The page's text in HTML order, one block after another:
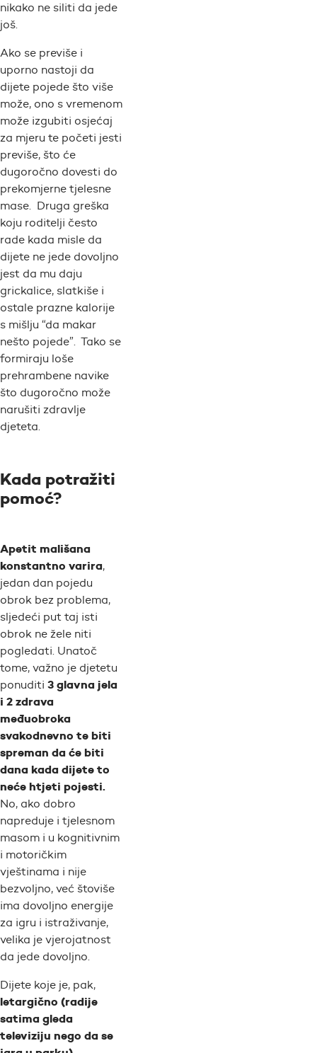
nikako ne siliti da jede
još.
Ako se previše i
uporno nastoji da
dijete pojede što više
može, ono s vremenom
može izgubiti osjećaj
za mjeru te početi jesti
previše, što će
dugoročno dovesti do
prekomjerne tjelesne
mase. Druga greška
koju roditelji često
rade kada misle da
dijete ne jede dovoljno
jest da mu daju
grickalice, slatkiše i
ostale prazne kalorije
s mišlju “da makar
nešto pojede”. Tako se
formiraju loše
prehrambene navike
što dugoročno može
narušiti zdravlje
djeteta.
Kada potražiti
pomoć?
Apetit mališana
konstantno varira,
jedan dan pojedu
obrok bez problema,
sljedeći put taj isti
obrok ne žele niti
pogledati. Unatoč
tome, važno je djetetu
ponuditi 3 glavna jela
i 2 zdrava
međuobroka
svakodnevno te biti
spreman da će biti
dana kada dijete to
neće htjeti pojesti.
No, ako dobro
napreduje i tjelesnom
masom i u kognitivnim
i motoričkim
vještinama i nije
bezvoljno, već štoviše
ima dovoljno energije
za igru i istraživanje,
velika je vjerojatnost
da jede dovoljno.
Dijete koje je, pak,
letargično (radije
satima gleda
televiziju nego da se